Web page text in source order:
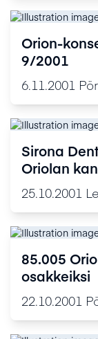
Orion-
9/2001
6.11.2001
Sirona
Oriolan
25.10.2001
85.005
osakkeiksi
22.10.2001